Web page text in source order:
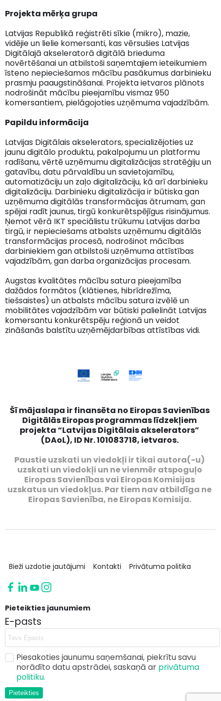
Projekta mērķa grupa
Latvijas Republikā reģistrēti sīkie (mikro), mazie,
vidējie un lielie komersanti, kas vērsušies Latvijas
Digitālajā akseleratorā digitālā brieduma
novērtēšanai un atbilstoši saņemtajiem ieteikumiem
īsteno nepieciešamos mācību pasākumus darbinieku
prasmju paaugstināšanai. Projekta ietvaros plānots
nodrošināt mācību pieejamību vismaz 950
komersantiem, pielāgojoties uzņēmuma vajadzībām.
Papildu informācija
Latvijas Digitālais akselerators, specializējoties uz
jaunu digitālo produktu, pakalpojumu un platformu
radīšanu, vērtē uzņēmumu digitalizācijas stratēģiju un
gatavību, datu pārvaldību un savietojamību,
automatizāciju un zaļo digitalizāciju, kā arī darbinieku
digitalizāciju. Darbinieku digitalizācija ir būtiska gan
uzņēmuma digitālās transformācijas ātrumam, gan
spējai radīt jaunus, tirgū konkurētspējīgus risinājumus.
Ņemot vērā IKT speciālistu trūkumu Latvijas darba
tirgū, ir nepieciešams atbalsts uzņēmumu digitālās
transformācijas procesā, nodrošinot mācības
darbiniekiem gan atbilstoši uzņēmuma attīstības
vajadzībām, gan darba organizācijas procesam.
Augstas kvalitātes mācību satura pieejamība
dažādos formātos (klātienes, hibrīdrežīma,
tiešsaistes) un atbalsts mācību satura izvēlē un
mobilitātes vajadzībām var būtiski palielināt Latvijas
komersantu konkurētspēju reģionā un veidot
zināšanās balstītu uzņēmējdarbības attīstības vidi.
Šī mājaslapa ir finansēta no Eiropas Savienības
Digitālās Eiropas programmas līdzekļiem
projekta “Latvijas Digitālais akselerators”
(DAoL), ID Nr. 101083718, ietvaros.
Paustie uzskati un viedokļi ir tikai autora(-u)
uzskati un viedokļi un ne vienmēr atspoguļo
Eiropas Savienības vai Eiropas Komisijas
uzskatus un viedokļus. Par tiem nav atbildīga ne
Eiropas Savienība, ne Eiropas Komisija.
Bieži uzdotie jautājumi Kontakti Privātuma politika
Pieteikties jaunumiem
E-pasts
Piesakoties jaunumu saņemšanai, piekrītu savu
norādīto datu apstrādei, saskaņā ar privātuma
politiku.
Pieteikties